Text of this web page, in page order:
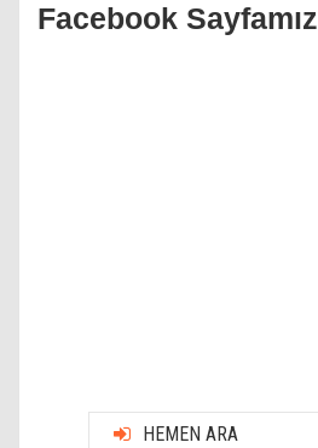
Facebook Sayfamız
HEMEN ARA